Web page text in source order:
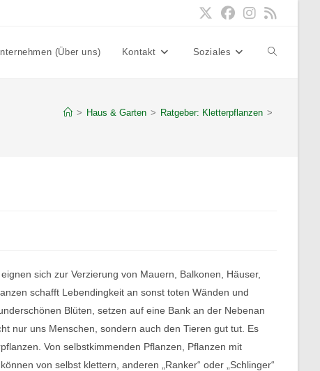
(Über uns) Kontakt Soziales Website-
> Haus & Garten > Ratgeber: Kletterpflanzen >
sich zur Verzierung von Mauern, Balkonen, Häuser,
schafft Lebendingkeit an sonst toten Wänden und
Blüten, setzen auf eine Bank an der Nebenan
nur uns Menschen, sondern auch den Tieren gut tut. Es
Von selbstkimmenden Pflanzen, Pflanzen mit
von selbst klettern, anderen „Ranker“ oder „Schlinger“